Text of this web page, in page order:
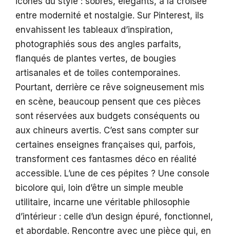
entre modernité et nostalgie. Sur Pinterest, ils
envahissent les tableaux d’inspiration,
photographiés sous des angles parfaits,
flanqués de plantes vertes, de bougies
artisanales et de toiles contemporaines.
Pourtant, derrière ce rêve soigneusement mis
en scène, beaucoup pensent que ces pièces
sont réservées aux budgets conséquents ou
aux chineurs avertis. C’est sans compter sur
certaines enseignes françaises qui, parfois,
transforment ces fantasmes déco en réalité
accessible. L’une de ces pépites ? Une console
bicolore qui, loin d’être un simple meuble
utilitaire, incarne une véritable philosophie
d’intérieur : celle d’un design épuré, fonctionnel,
et abordable. Rencontre avec une pièce qui, en